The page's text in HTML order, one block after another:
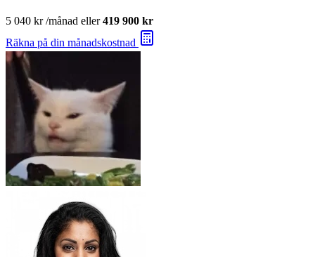
5 040 kr /månad eller419 900 kr
Räkna på din månadskostnad